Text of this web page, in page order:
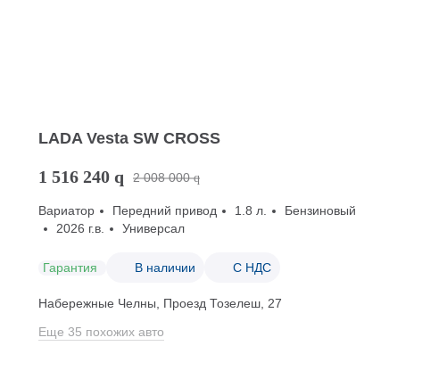
LADA Vesta SW CROSS
1 516 240 q 2 008 000 q
Вариатор Передний привод 1.8 л.
Бензиновый
2026 г.в.
Универсал
Гарантия В наличии С НДС
Набережные Челны, Проезд ​Тозелеш, 27
Еще 35 похожих авто